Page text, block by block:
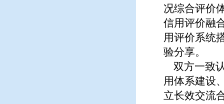
况综合评价
信用评价融
用评价系统
验分享。
双方一致
用体系建设
立长效交流